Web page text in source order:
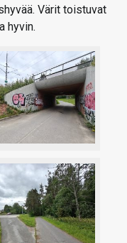
Värit toistuvat
hyvin.